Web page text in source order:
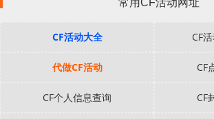
常用CF活动网址
CF活动大全 CF
代做CF活动 CF
CF个人信息查询 CF